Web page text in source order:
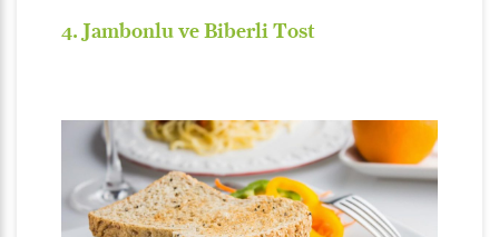
4. Jambonlu ve Biberli Tost